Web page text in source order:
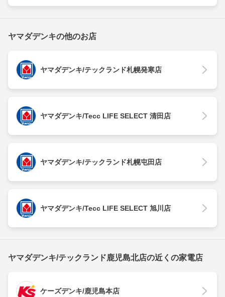
ヤマダデンキの他のお店
ヤマダデンキ/テックランド札幌発寒店
ヤマダデンキ/Tecc LIFE SELECT 清田店
ヤマダデンキ/テックランド札幌屯田店
ヤマダデンキ/Tecc LIFE SELECT 旭川店
ヤマダデンキ/テックランド鹿児島北店の近くの家電店
ケーズデンキ/鹿児島本店